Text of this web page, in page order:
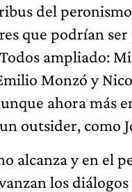
del
que podrían
ampliado:
Monzó y
ahora más
outsider, como
alcanza y en el
los